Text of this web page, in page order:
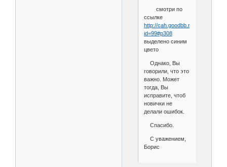
смотри по
ссылке
http://cah.goodbb.ru/
id=99#p308
выделено синим
цвето
Однако, Вы
говорили, что это
важно. Может
тогда, Вы
исправите, чтоб
новички не
делали ошибок.
Спасибо.
С уважением,
Борис